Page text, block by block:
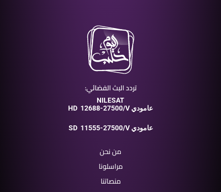
تردد البث الفضائي:
NILESAT
HD
12688-27500/V عامودي
SD 11555-27500/V عامودي
من نحن
مراسلونا
منصاتنا